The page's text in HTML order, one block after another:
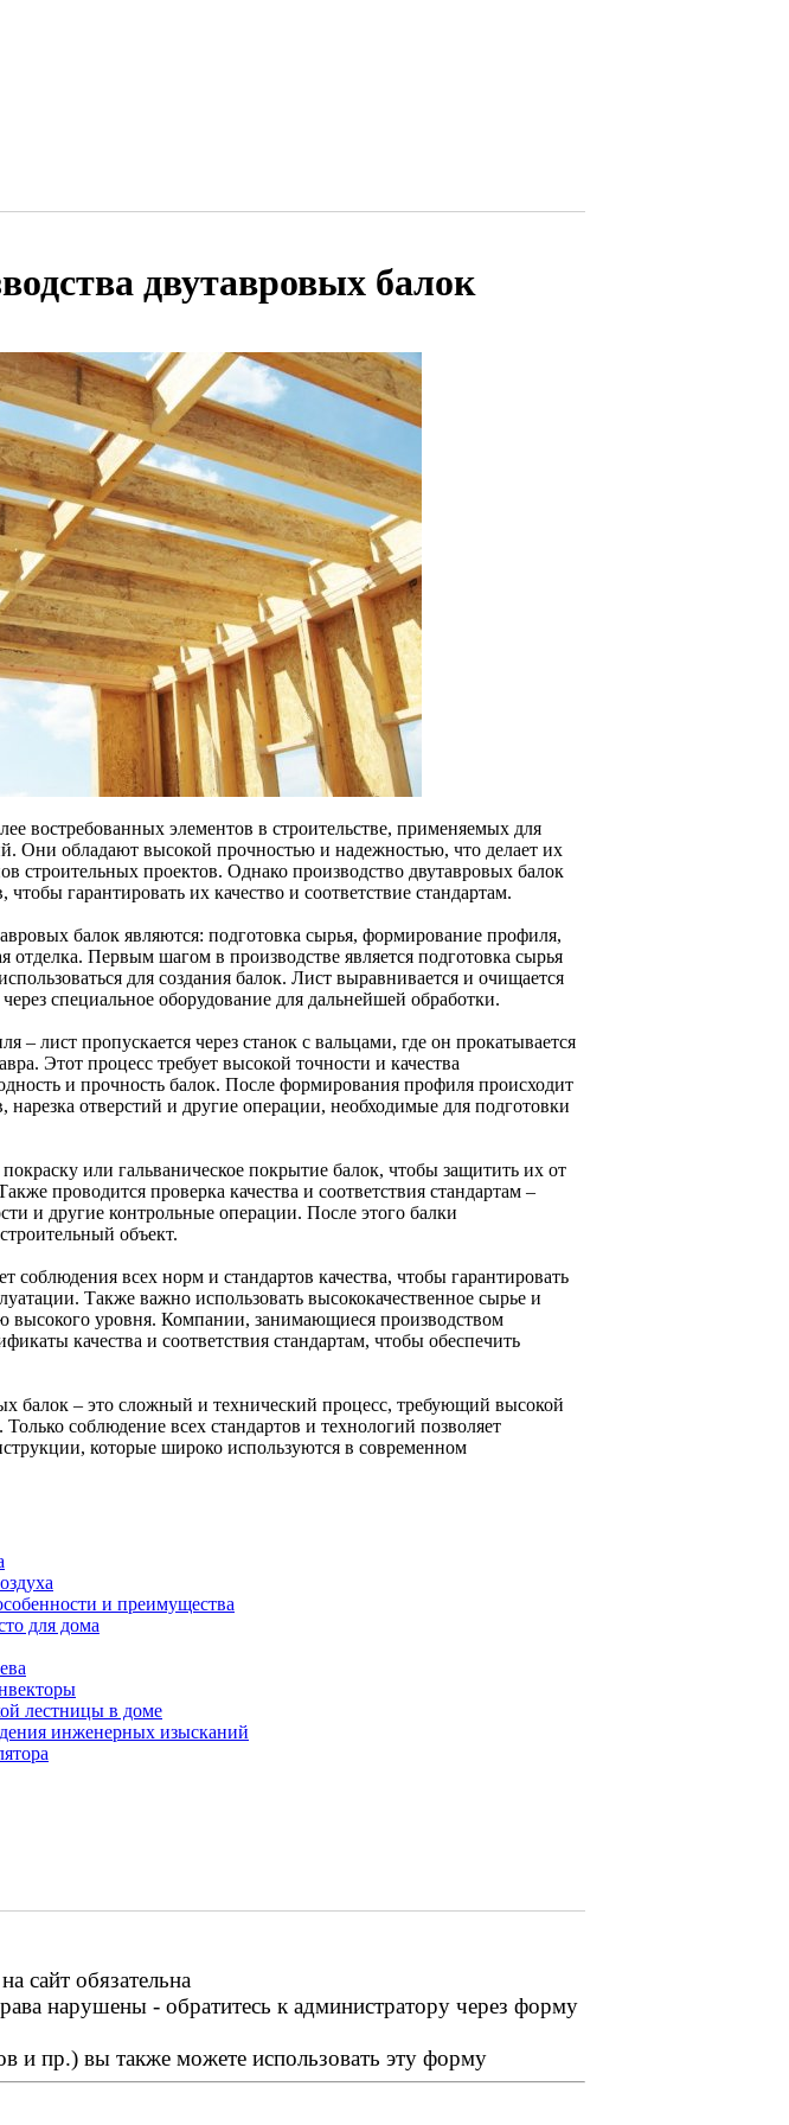
двутавровых балок
востребованных элементов в строительстве, применяемых для
Они обладают высокой прочностью и надежностью, что делает их
строительных проектов. Однако производство двутавровых балок
гарантировать их качество и соответствие стандартам.
балок являются: подготовка сырья, формирование профиля,
отделка. Первым шагом в производстве является подготовка сырья
для создания балок. Лист выравнивается и очищается
специальное оборудование для дальнейшей обработки.
– лист пропускается через станок с вальцами, где он прокатывается
Этот процесс требует высокой точности и качества
и прочность балок. После формирования профиля происходит
нарезка отверстий и другие операции, необходимые для подготовки
или гальваническое покрытие балок, чтобы защитить их от
проводится проверка качества и соответствия стандартам –
и другие контрольные операции. После этого балки
объект.
соблюдения всех норм и стандартов качества, чтобы гарантировать
Также важно использовать высококачественное сырье и
высокого уровня. Компании, занимающиеся производством
качества и соответствия стандартам, чтобы обеспечить
балок – это сложный и технический процесс, требующий высокой
соблюдение всех стандартов и технологий позволяет
которые широко используются в современном
и преимущества
для дома
лестницы в доме
инженерных изысканий
сайт обязательна
нарушены - обратитесь к администратору через форму
и пр.) вы также можете использовать эту форму